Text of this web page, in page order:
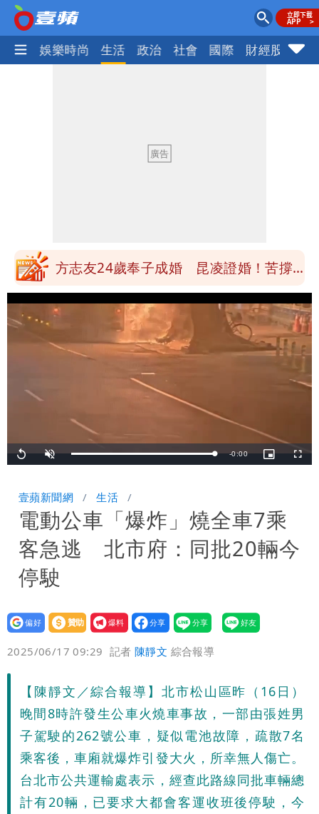
熱門 娛樂時尚 生活 政治 社會 國際 財經股市
8旬翁颱風後巡菜園疑跌落溪中失蹤 警
口風
方志友24歲奉子成婚 昆凌證婚！苦撐
11年離婚收場
郭董快看！ 曾馨瑩套「桃紅馬甲」飆舞
超火辣
8旬翁颱風後巡菜園疑跌落溪中失蹤 警
消搜一夜深潭尋獲已亡
Replay Unmute Loaded:
100.00%
Remaining
-0:00
Picture-
in-
壹蘋新聞網 生活
電動公車「爆炸」燒全車7乘
客急逃 北市府：同批20輛今
停駛
設為
贊助
我要
爆料
2025/06/17 09:29 記者陳靜文 綜合報導
【陳靜文／綜合報導】北市松山區昨（16日）
晚間8時許發生公車火燒車事故，一部由張姓男
子駕駛的262號公車，疑似電池故障，疏散7名
乘客後，車廂就爆炸引發大火，所幸無人傷亡。
台北市公共運輸處表示，經查此路線同批車輛總
計有20輛，已要求大都會客運收班後停駛，今